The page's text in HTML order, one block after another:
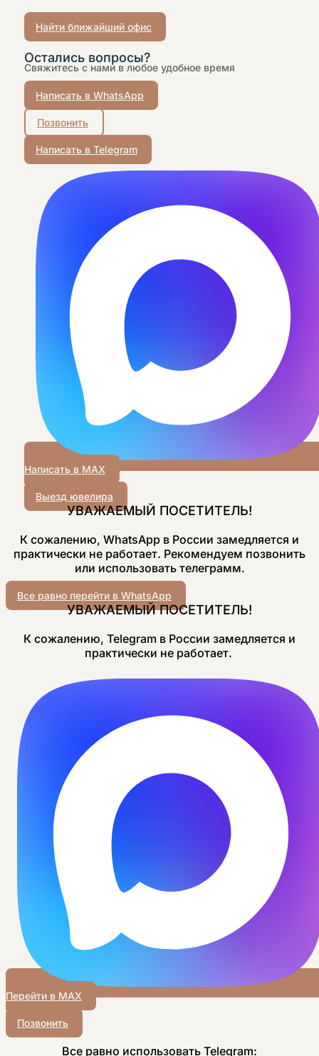
Найти ближайший офис
Остались вопросы?
Свяжитесь с нами в любое удобное время
Написать в WhatsApp
Позвонить
Написать в Telegram
Написать в MAX
Выезд ювелира
УВАЖАЕМЫЙ ПОСЕТИТЕЛЬ!
К сожалению, WhatsApp в России замедляется и
практически не работает. Рекомендуем позвонить
или использовать телеграмм.
Все равно перейти в WhatsApp
УВАЖАЕМЫЙ ПОСЕТИТЕЛЬ!
К сожалению, Telegram в России замедляется и
практически не работает.
Перейти в MAX
Позвонить
Все равно использовать Telegram: